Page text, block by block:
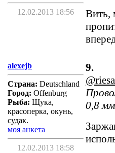
12.02.2013 18:56
Вить,
alexejb
Страна: Deutschland
Город: Offenburg
Рыба: Щука,
красоперка, окунь,
судак.
моя анкета
12.02.2013 18:58
9.
0,8